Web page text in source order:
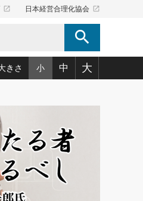
launch 日本経営合理化協会 launch
search
もっとみる
・だマネジメント」
(44)
(100)
むぎょうあん)(166)
きさ 小 中 大